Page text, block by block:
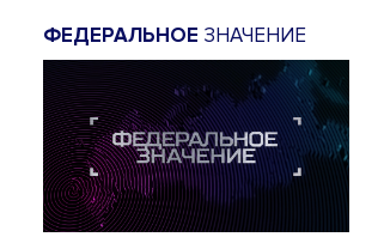
ФЕДЕРАЛЬНОЕ ЗНАЧЕНИЕ